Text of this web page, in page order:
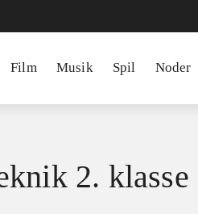
Film Musik Spil Noder
2. klasse